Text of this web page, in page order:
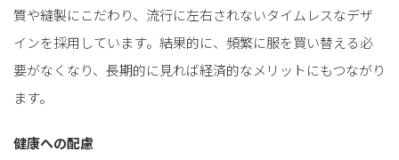
質や縫製にこだわり、流行に左右されないタイムレスなデザ
インを採用しています。結果的に、頻繁に服を買い替える必
要がなくなり、長期的に見れば経済的なメリットにもつながり
ます。
健康への配慮